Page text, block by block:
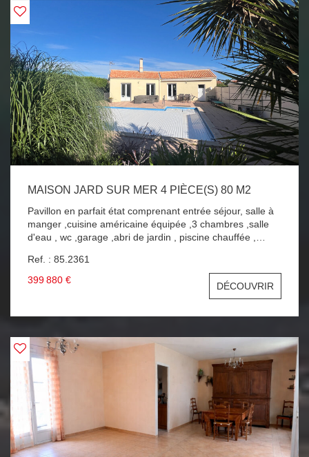
MAISON JARD SUR MER 4 PIÈCE(S) 80 M2
Pavillon en parfait état comprenant entrée séjour, salle à
manger ,cuisine américaine équipée ,3 chambres ,salle
d'eau , wc ,garage ,abri de jardin , piscine chauffée ,
Ref. : 85.2361
399 880 €
DÉCOUVRIR